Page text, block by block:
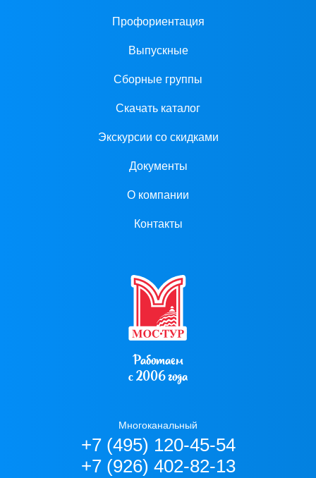
Профориентация
Выпускные
Сборные группы
Скачать каталог
Экскурсии со скидками
Документы
О компании
Контакты
Работаем
с 2006 года
Многоканальный
+7 (495) 120-45-54
+7 (926) 402-82-13